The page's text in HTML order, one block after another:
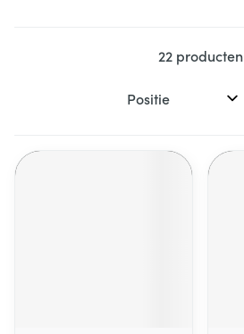
22producten
Sorteer op: